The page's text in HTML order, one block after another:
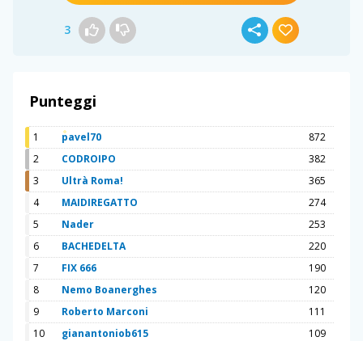
3
Punteggi
1 pavel70
872
2
CODROIPO
382
3
Ultrà Roma!
365
4
MAIDIREGATTO
274
5
Nader
253
6
BACHEDELTA
220
7
FIX 666
190
8
Nemo Boanerghes
120
9
Roberto Marconi
111
10
gianantoniob615 109